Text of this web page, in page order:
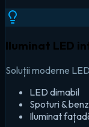
Iluminat LED
Soluții moderne
LED dimabil
Spoturi &
Iluminat